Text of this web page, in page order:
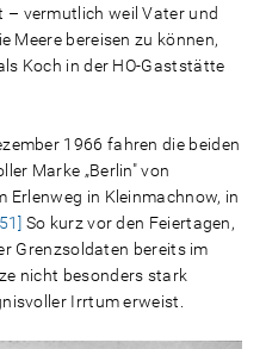
– vermutlich weil Vater und
Meere bereisen zu können,
Koch in der HO-Gaststätte
1966 fahren die beiden
Marke „Berlin" von
Erlenweg in Kleinmachnow, in
So kurz vor den Feiertagen,
Grenzsoldaten bereits im
nicht besonders stark
Irrtum erweist.